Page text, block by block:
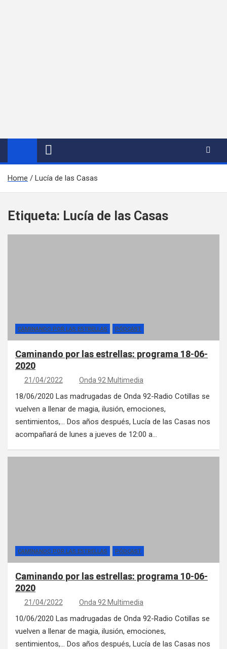
Home Lucía de las Casas
Etiqueta: Lucía de las Casas
CAMINANDO POR LAS ESTRELLAS PÓDCAST
Caminando por las estrellas: programa 18-06-
2020
21/04/2022 Onda 92 Multimedia
18/06/2020 Las madrugadas de Onda 92-Radio Cotillas se
vuelven a llenar de magia, ilusión, emociones,
sentimientos,… Dos años después, Lucía de las Casas nos
acompañará de lunes a jueves de 12:00 a…
CAMINANDO POR LAS ESTRELLAS PÓDCAST
Caminando por las estrellas: programa 10-06-
2020
21/04/2022 Onda 92 Multimedia
10/06/2020 Las madrugadas de Onda 92-Radio Cotillas se
vuelven a llenar de magia, ilusión, emociones,
sentimientos,… Dos años después, Lucía de las Casas nos